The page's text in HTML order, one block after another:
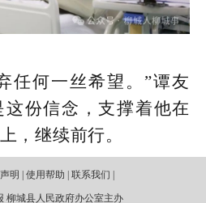
任何一丝希望。”谭友
份信念，支撑着他在
，继续前行。
明 | 使用帮助 | 联系我们 |
柳城县人民政府办公室主办